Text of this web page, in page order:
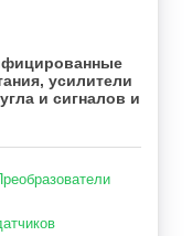
усилители
и сигналов и